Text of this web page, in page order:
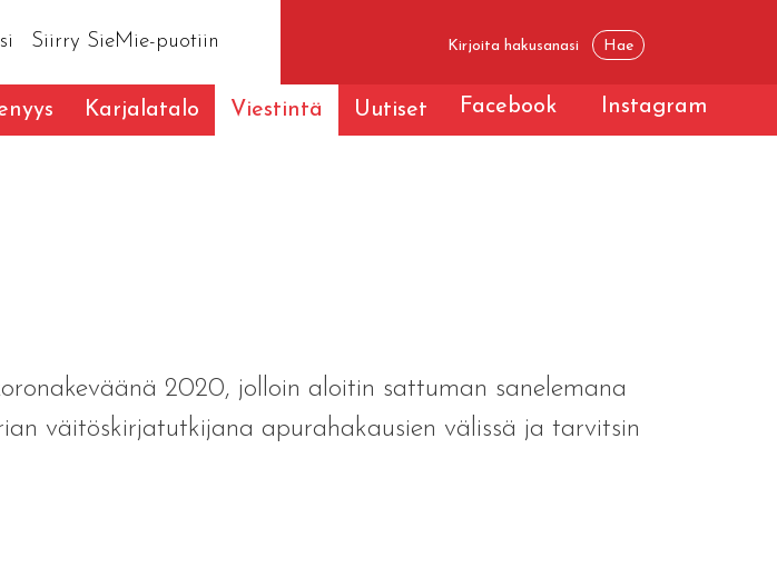
Siirry SieMie-puotiin
Karjalatalo Viestintä Uutiset Facebook Instagram
2020, jolloin aloitin sattuman sanelemana
väitöskirjatutkijana apurahakausien välissä ja tarvitsin